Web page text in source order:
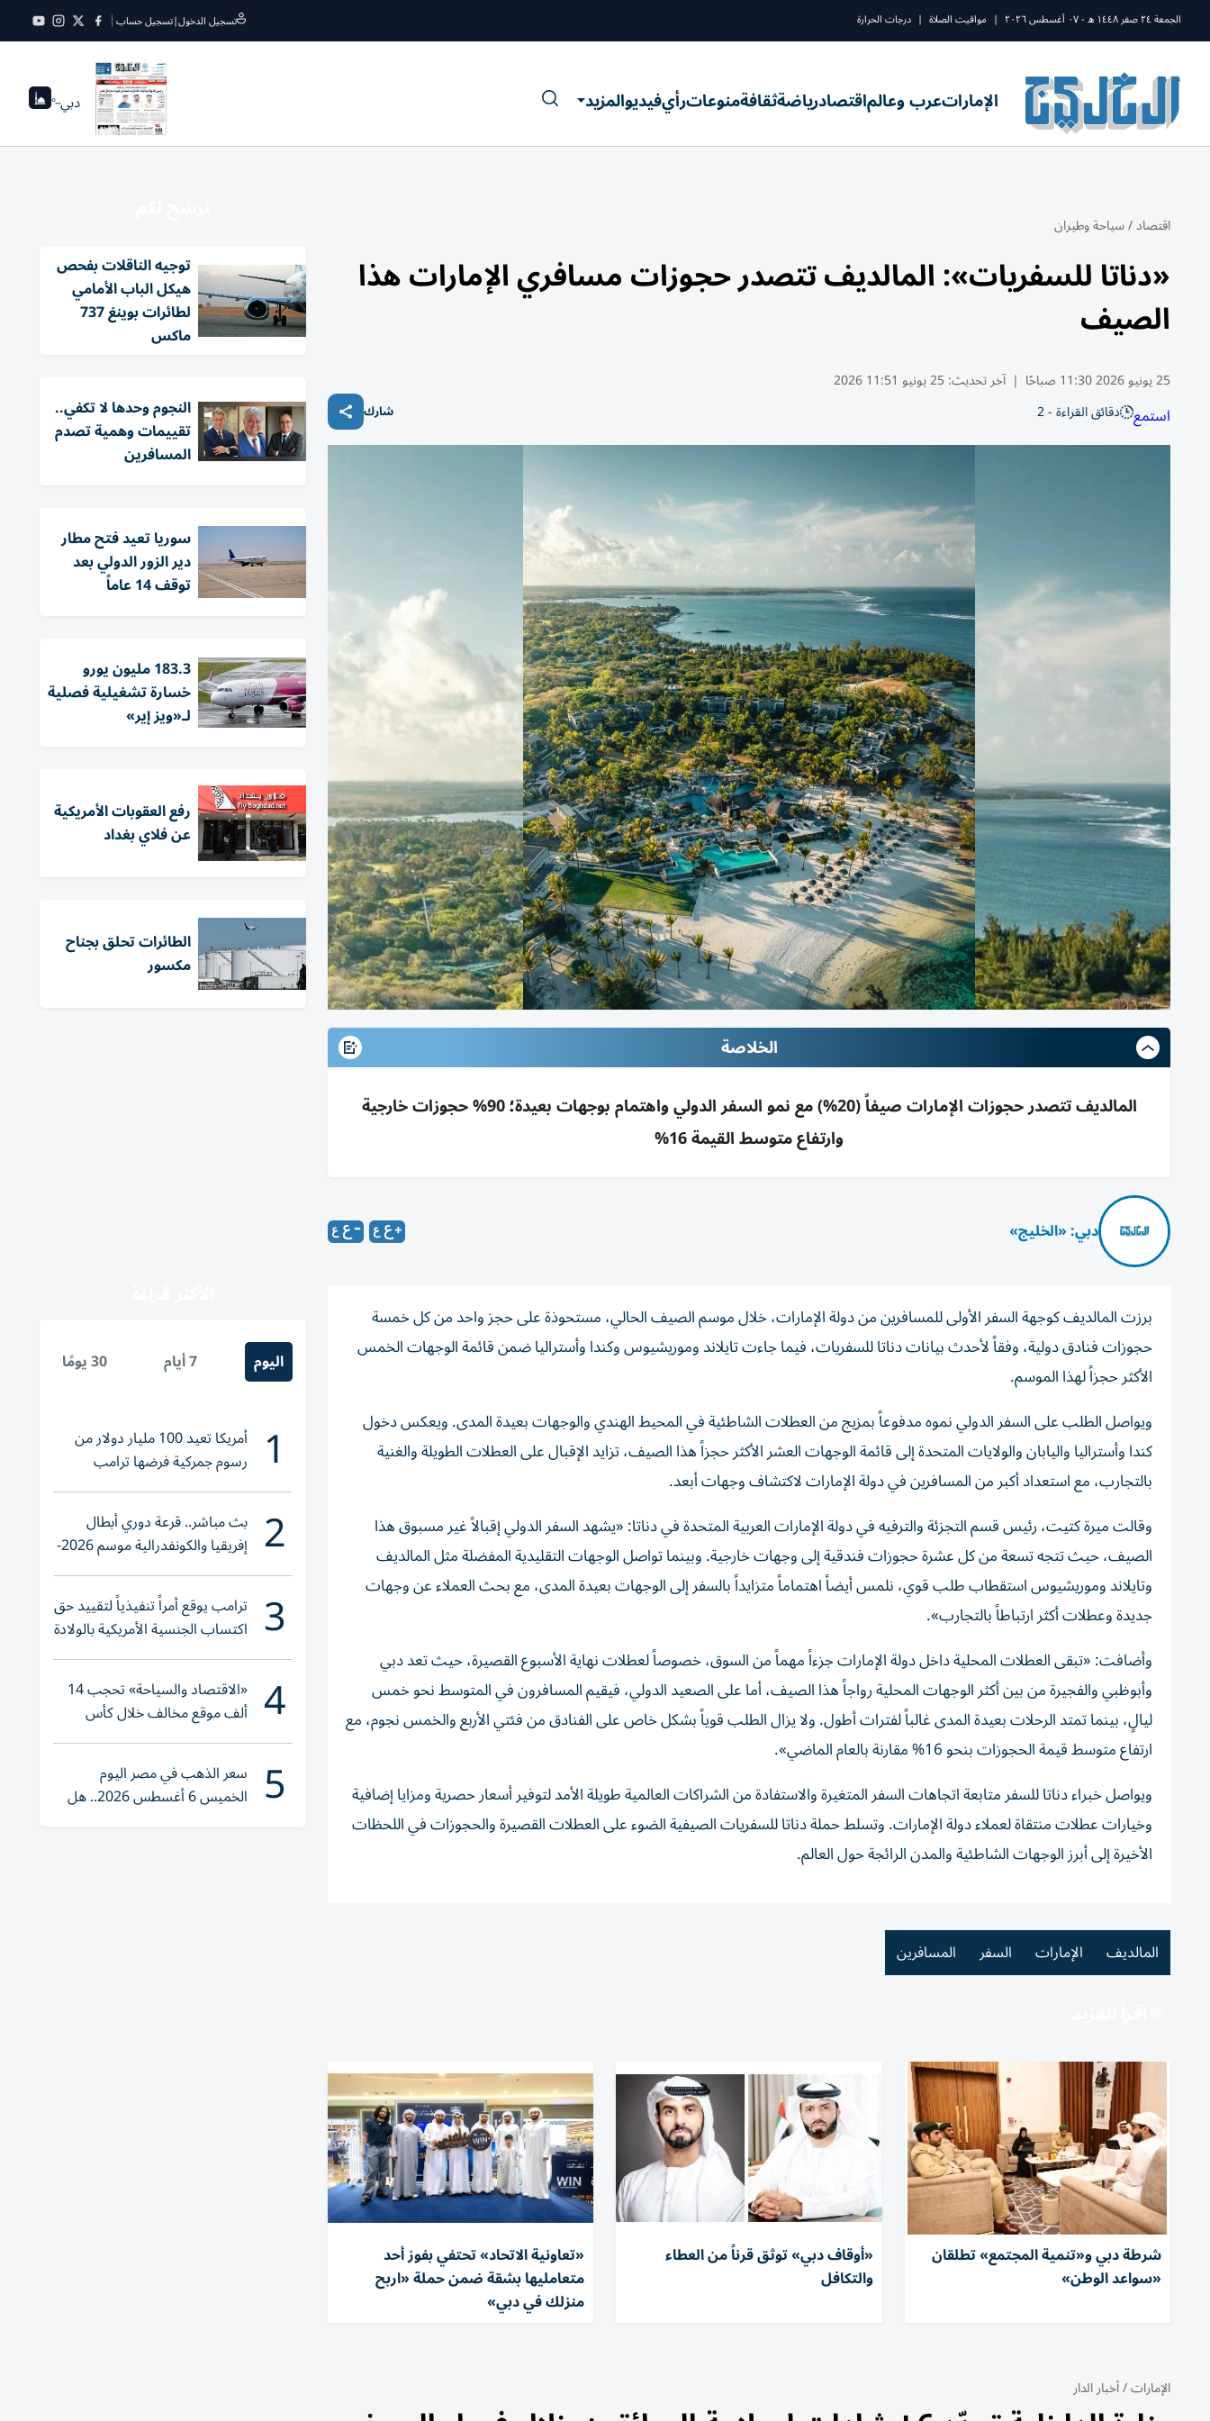
الجمعة ٢٤ صفر ١٤٤٨ ه - ٠٧ أغسطس ٢٠٢٦ | مواقيت الصلاة | درجات الحرارة تسجيل الدخول|تسجيل حساب
الإماراتعرب وعالماقتصادرياضةثقافةمنوعاترأيفيديوالمزيد دبي--°
اقتصاد/سياحة وطيران
«دناتا للسفريات»: المالديف تتصدر حجوزات مسافري الإمارات هذا
الصيف
25 يونيو 2026 11:30 صباحًا | آخر تحديث:25 يونيو 11:51 2026
استمع دقائق القراءة - 2 شارك
الخلاصة
المالديف تتصدر حجوزات الإمارات صيفاً (20%) مع نمو السفر الدولي واهتمام بوجهات بعيدة؛ 90% حجوزات خارجية
وارتفاع متوسط القيمة 16%
دبي: «الخليج»
برزت المالديف كوجهة السفر الأولى للمسافرين من دولة الإمارات، خلال موسم الصيف الحالي، مستحوذة على حجز واحد من كل خمسة
حجوزات فنادق دولية، وفقاً لأحدث بيانات دناتا للسفريات، فيما جاءت تايلاند وموريشيوس وكندا وأستراليا ضمن قائمة الوجهات الخمس
الأكثر حجزاً لهذا الموسم.
ويواصل الطلب على السفر الدولي نموه مدفوعاً بمزيج من العطلات الشاطئية في المحيط الهندي والوجهات بعيدة المدى. ويعكس دخول
كندا وأستراليا واليابان والولايات المتحدة إلى قائمة الوجهات العشر الأكثر حجزاً هذا الصيف، تزايد الإقبال على العطلات الطويلة والغنية
بالتجارب، مع استعداد أكبر من المسافرين في دولة الإمارات لاكتشاف وجهات أبعد.
وقالت ميرة كتيت، رئيس قسم التجزئة والترفيه في دولة الإمارات العربية المتحدة في دناتا: «يشهد السفر الدولي إقبالاً غير مسبوق هذا
الصيف، حيث تتجه تسعة من كل عشرة حجوزات فندقية إلى وجهات خارجية. وبينما تواصل الوجهات التقليدية المفضلة مثل المالديف
وتايلاند وموريشيوس استقطاب طلب قوي، نلمس أيضاً اهتماماً متزايداً بالسفر إلى الوجهات بعيدة المدى، مع بحث العملاء عن وجهات
جديدة وعطلات أكثر ارتباطاً بالتجارب».
وأضافت: «تبقى العطلات المحلية داخل دولة الإمارات جزءاً مهماً من السوق، خصوصاً لعطلات نهاية الأسبوع القصيرة، حيث تعد دبي
وأبوظبي والفجيرة من بين أكثر الوجهات المحلية رواجاً هذا الصيف، أما على الصعيد الدولي، فيقيم المسافرون في المتوسط نحو خمس
ليالٍ، بينما تمتد الرحلات بعيدة المدى غالباً لفترات أطول. ولا يزال الطلب قوياً بشكل خاص على الفنادق من فئتي الأربع والخمس نجوم، مع
ارتفاع متوسط قيمة الحجوزات بنحو 16% مقارنة بالعام الماضي».
ويواصل خبراء دناتا للسفر متابعة اتجاهات السفر المتغيرة والاستفادة من الشراكات العالمية طويلة الأمد لتوفير أسعار حصرية ومزايا إضافية
وخيارات عطلات منتقاة لعملاء دولة الإمارات. وتسلط حملة دناتا للسفريات الصيفية الضوء على العطلات القصيرة والحجوزات في اللحظات
الأخيرة إلى أبرز الوجهات الشاطئية والمدن الرائجة حول العالم.
المالديف الإمارات السفر المسافرين
شرطة دبي و«تنمية المجتمع» تطلقان
«سواعد الوطن»
«أوقاف دبي» توثق قرناً من العطاء
والتكافل
«تعاونية الاتحاد» تحتفي بفوز أحد
متعامليها بشقة ضمن حملة «اربح
منزلك في دبي»
الإمارات/أخبار الدار
توجيه الناقلات بفحص
هيكل الباب الأمامي
لطائرات بوينغ 737
ماكس
النجوم وحدها لا تكفي..
تقييمات وهمية تصدم
المسافرين
سوريا تعيد فتح مطار
دير الزور الدولي بعد
توقف 14 عاماً
183.3 مليون يورو
خسارة تشغيلية فصلية
لـ«ويز إير»
رفع العقوبات الأمريكية
عن فلاي بغداد
الطائرات تحلق بجناح
مكسور
اليوم 7 أيام 30 يومًا
1 أمريكا تعيد 100 مليار دولار من
رسوم جمركية فرضها ترامب
2 بث مباشر.. قرعة دوري أبطال
إفريقيا والكونفدرالية موسم 2026-
2027
3 ترامب يوقع أمراً تنفيذياً لتقييد حق
اكتساب الجنسية الأمريكية بالولادة
4 «الاقتصاد والسياحة» تحجب 14
ألف موقع مخالف خلال كأس
العالم 2026
5 سعر الذهب في مصر اليوم
الخميس 6 أغسطس 2026.. هل